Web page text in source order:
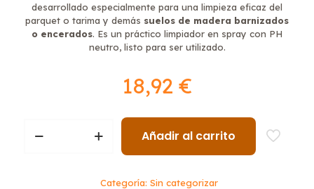
desarrollado especialmente para una limpieza eficaz del
parquet o tarima y demás suelos de madera barnizados
o encerados. Es un práctico limpiador en spray con PH
neutro, listo para ser utilizado.
18,92 €
Spray
Añadir al carrito
Categoría: Sin categorizar